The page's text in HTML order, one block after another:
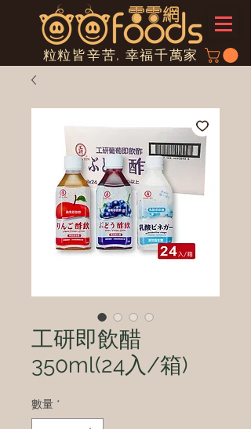
粒粒皆辛苦, 幸福千萬家
工研即飲醋
350ml(24入/箱)
數量 *